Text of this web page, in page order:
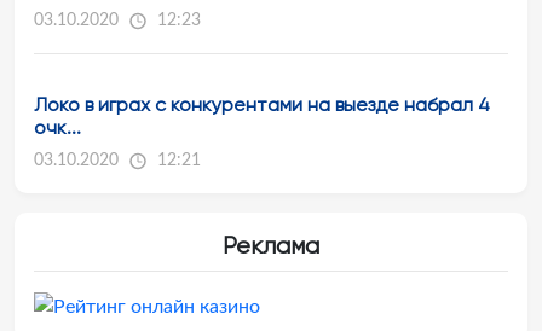
03.10.2020 12:23
Локо в играх с конкурентами на выезде набрал 4
очк...
03.10.2020 12:21
Реклама